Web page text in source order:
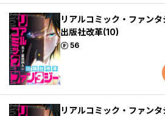
リアルコミック・ファン
出版社改革(10)
56
ポイント
リアルコミック・ファン